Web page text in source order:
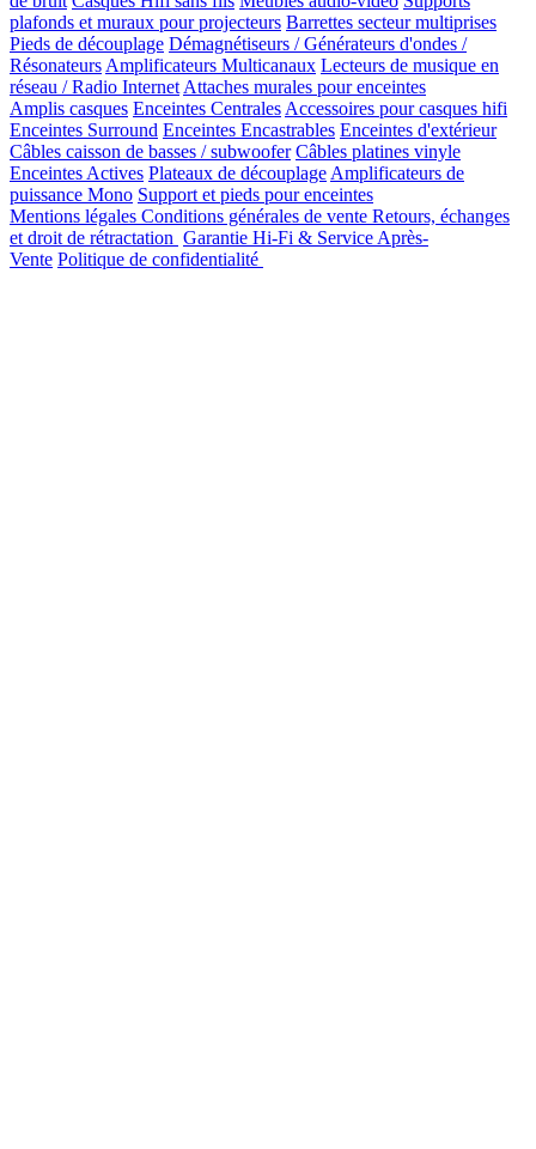
plafonds et muraux pour projecteurs Barrettes secteur multiprises
Pieds de découplage Démagnétiseurs / Générateurs d'ondes /
Résonateurs Amplificateurs Multicanaux Lecteurs de musique en
réseau / Radio Internet Attaches murales pour enceintes
Amplis casques Enceintes Centrales Accessoires pour casques hifi
Enceintes Surround Enceintes Encastrables Enceintes d'extérieur
Câbles caisson de basses / subwoofer Câbles platines vinyle
Enceintes Actives Plateaux de découplage Amplificateurs de
puissance Mono Support et pieds pour enceintes
Mentions légales Conditions générales de vente Retours, échanges
et droit de rétractation Garantie Hi-Fi & Service Après-
Vente Politique de confidentialité